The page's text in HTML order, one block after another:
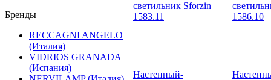
Бренды
RECCAGNI ANGELO
(Италия)
VIDRIOS GRANADA
(Испания)
Настенный-